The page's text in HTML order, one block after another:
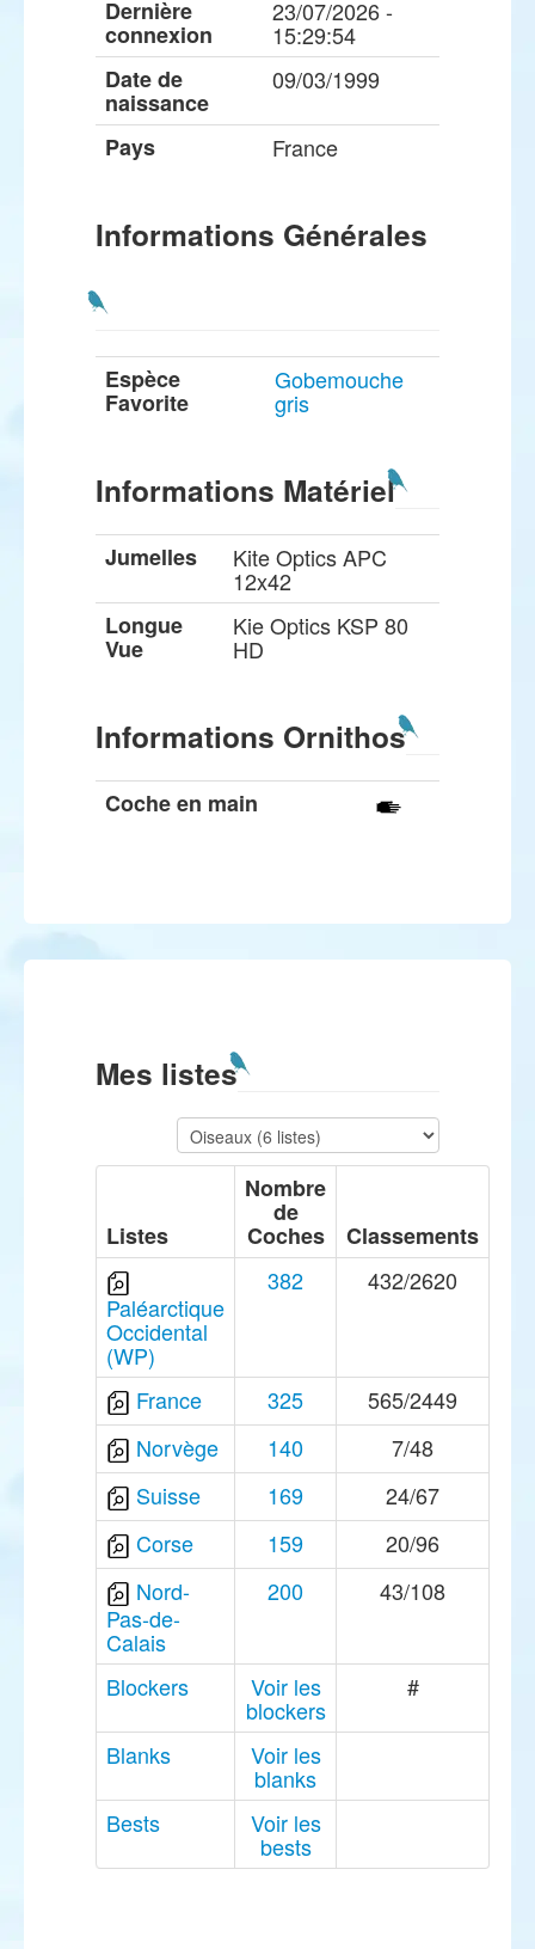
Dernière
connexion
23/07/2026 -
15:29:54
Date de
naissance
09/03/1999
Pays France
Informations Générales
Espèce
Favorite
Gobemouche
gris
Informations Matériel
Jumelles Kite Optics APC
12x42
Longue
Vue
Kie Optics KSP 80
HD
Informations Ornithos
Coche en main
Mes listes
Listes
Nombre
de
Coches Classements
Paléarctique
Occidental
(WP)
382 432/2620
France 325
565/2449
Norvège
140
7/48
Suisse
169
24/67
Corse
159
20/96
Nord-
Pas-de-
Calais
200 43/108
Blockers Voir les
blockers
#
Blanks Voir les
blanks
Bests
Voir les
bests